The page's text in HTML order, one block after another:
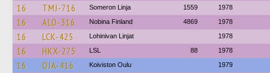
16 TMJ-716 Someron Linja 1559 1978
16 ALO-316 Nobina Finland 4869 1978
16 LCK-425 Lohinivan Linjat 1978
16 HKX-275 LSL 88 1978
16 OJA-416 Koiviston Oulu 1979